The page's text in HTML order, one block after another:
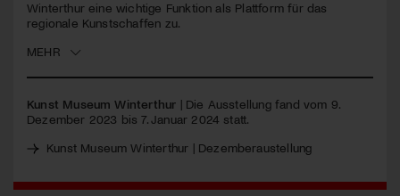
Winterthur eine wichtige Funktion als Plattform für das
regionale Kunstschaffen zu.
MEHR
Kunst Museum Winterthur | Die Ausstellung fand vom 9.
Dezember 2023 bis 7. Januar 2024 statt.
Kunst Museum Winterthur | Dezemberaustellung